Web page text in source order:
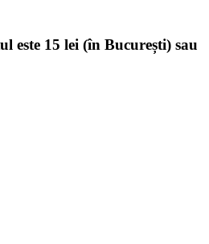
este 15 lei (în București) sau